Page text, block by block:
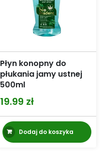
Płyn konopny do
płukania jamy ustnej
500ml
19.99 zł
Dodaj do koszyka